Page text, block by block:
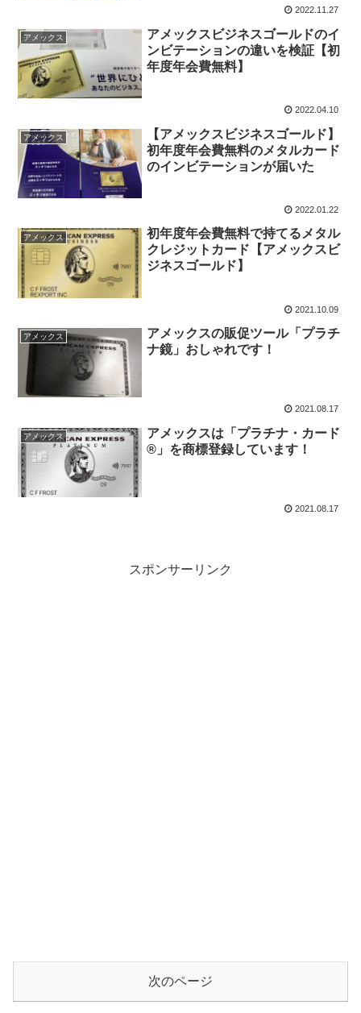
2022.11.27
アメックス
アメックスビジネスゴールドのイ
ンビテーションの違いを検証【初
年度年会費無料】
2022.04.10
アメックス
【アメックスビジネスゴールド】
初年度年会費無料のメタルカード
のインビテーションが届いた
2022.01.22
アメックス
初年度年会費無料で持てるメタル
クレジットカード【アメックスビ
ジネスゴールド】
2021.10.09
アメックス
アメックスの販促ツール「プラチ
ナ鏡」おしゃれです！
2021.08.17
アメックス
アメックスは「プラチナ・カード
®」を商標登録しています！
2021.08.17
スポンサーリンク
次のページ